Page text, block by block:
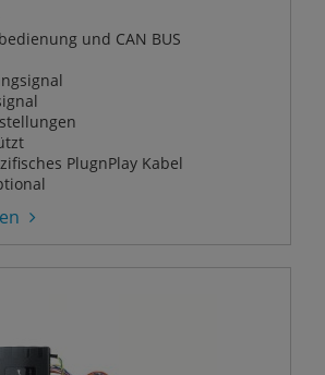
und CAN BUS
PlugnPlay Kabel